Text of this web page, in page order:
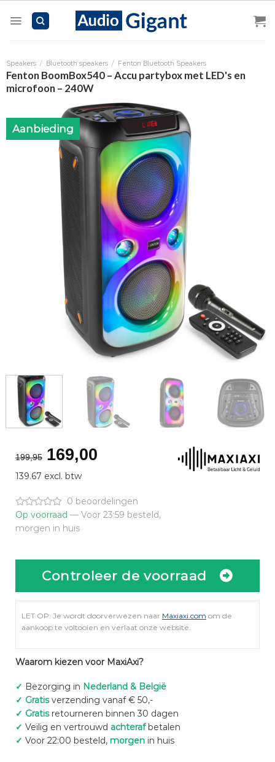
Speakers / Bluetooth speakers / Fenton Bluetooth Speakers
Fenton BoomBox540 – Accu partybox met LED's en
microfoon – 240W
Aanbieding
199,95 Oorspronkelijke
prijs
was:
€199,95.
169,00Huidige
€169,00.
139.67 excl. btw
0 beoordelingen
Op voorraad — Voor 23:59 besteld,
morgen in huis
Controleer de voorraad
LET OP: Je wordt doorverwezen naar Maxiaxi.com om de
aankoop te voltooien en verlaat onze website.
Waarom kiezen voor MaxiAxi?
✓ Bezorging in Nederland & België
✓ Gratisverzending vanaf € 50,-
✓ Gratisretourneren binnen 30 dagen
✓ Veilig en vertrouwd achterafbetalen
✓ Voor 22:00 besteld, morgenin huis